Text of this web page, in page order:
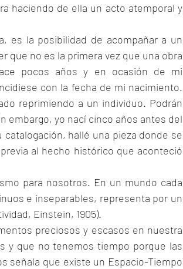
haciendo de ella un acto atemporal y
es la posibilidad de acompañar a un
que no es la primera vez que una obra
pocos años y en ocasión de mi
con la fecha de mi nacimiento.
reprimiendo a un individuo. Podrán
embargo, yo nací cinco años antes del
catalogación, hallé una pieza donde se
al hecho histórico que aconteció
para nosotros. En un mundo cada
e inseparables, representa por un
Einstein, 1905).
preciosos y escasos en nuestra
y que no tenemos tiempo porque las
señala que existe un Espacio-Tiempo